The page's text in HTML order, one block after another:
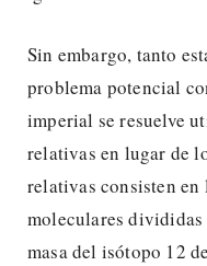
Sin embargo, tanto
problema potencial
imperial se resuelve
relativas en lugar de
relativas consisten en
moleculares divididas
masa del isótopo 12